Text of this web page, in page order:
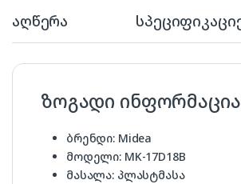
აღწერა
ზოგადი ინფორმაცია
ბრენდი: Midea
მოდელი: MK-17D18B
მასალა: პლასტმასა